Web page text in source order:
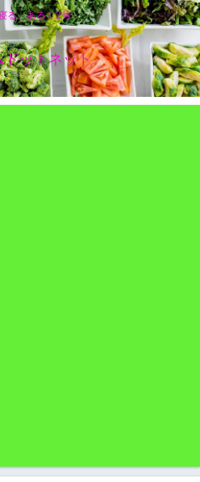
る、あるく2号
ドットネット